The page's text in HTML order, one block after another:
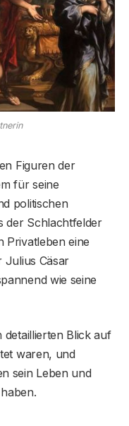
Figuren der
für seine
politischen
der Schlachtfelder
Privatleben eine
Julius Cäsar
wie seine
Blick auf
waren, und
sein Leben und